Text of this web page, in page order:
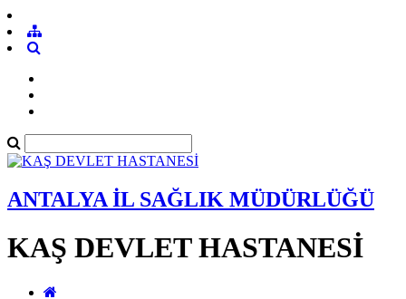
ANTALYA İL SAĞLIK MÜDÜRLÜĞÜ
KAŞ DEVLET HASTANESİ